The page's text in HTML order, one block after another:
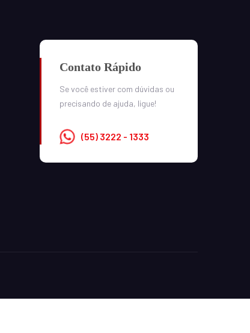
Contato Rápido
Se você estiver com dúvidas ou
precisando de ajuda, ligue!
(55) 3222 - 1333